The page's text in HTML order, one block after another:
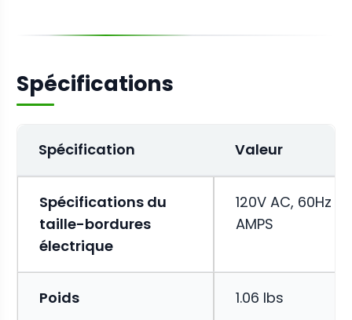
Spécifications
Spécification Valeur
Spécifications du
taille-bordures
électrique
120V AC, 60Hz
AMPS
Poids 1.06 lbs